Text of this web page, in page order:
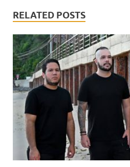
RELATED POSTS